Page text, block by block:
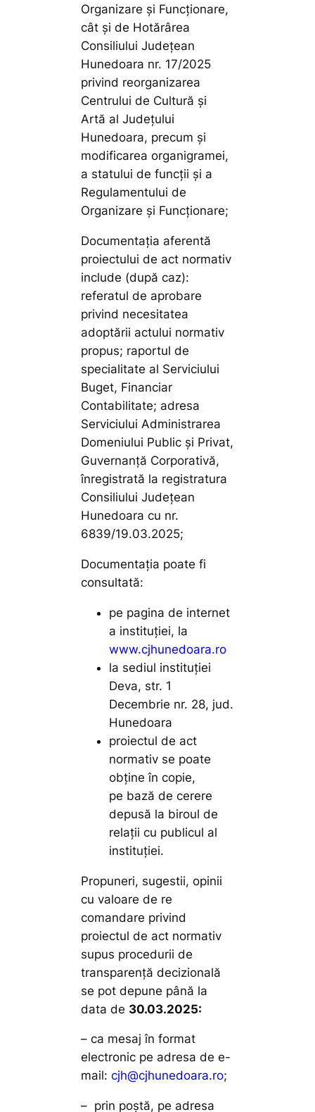
Organizare și Funcționare,
cât și de Hotărârea
Consiliului Județean
Hunedoara nr. 17/2025
privind reorganizarea
Centrului de Cultură și
Artă al Județului
Hunedoara, precum și
modificarea organigramei,
a statului de funcții și a
Regulamentului de
Organizare și Funcționare;
Documentaţia aferentă
proiectului de act normativ
include (după caz):
referatul de aprobare
privind necesitatea
adoptării actului normativ
propus; raportul de
specialitate al Serviciului
Buget, Financiar
Contabilitate; adresa
Serviciului Administrarea
Domeniului Public și Privat,
Guvernanță Corporativă,
înregistrată la registratura
Consiliului Județean
Hunedoara cu nr.
6839/19.03.2025;
Documentaţia poate fi
consultată:
pe pagina de internet
a instituţiei, la
www.cjhunedoara.ro
la sediul instituţiei
Deva, str. 1
Decembrie nr. 28, jud.
Hunedoara
proiectul de act
normativ se poate
obţine în copie,
pe bază de cerere
depusă la biroul de
relaţii cu publicul al
instituţiei.
Propuneri, sugestii, opinii
cu valoare de re
comandare privind
proiectul de act normativ
supus procedurii de
transparenţă decizională
se pot depune până la
data de 30.03.2025:
– ca mesaj în format
electronic pe adresa de e-
mail:cjh@cjhunedoara.ro;
– prin poştă, pe adresa